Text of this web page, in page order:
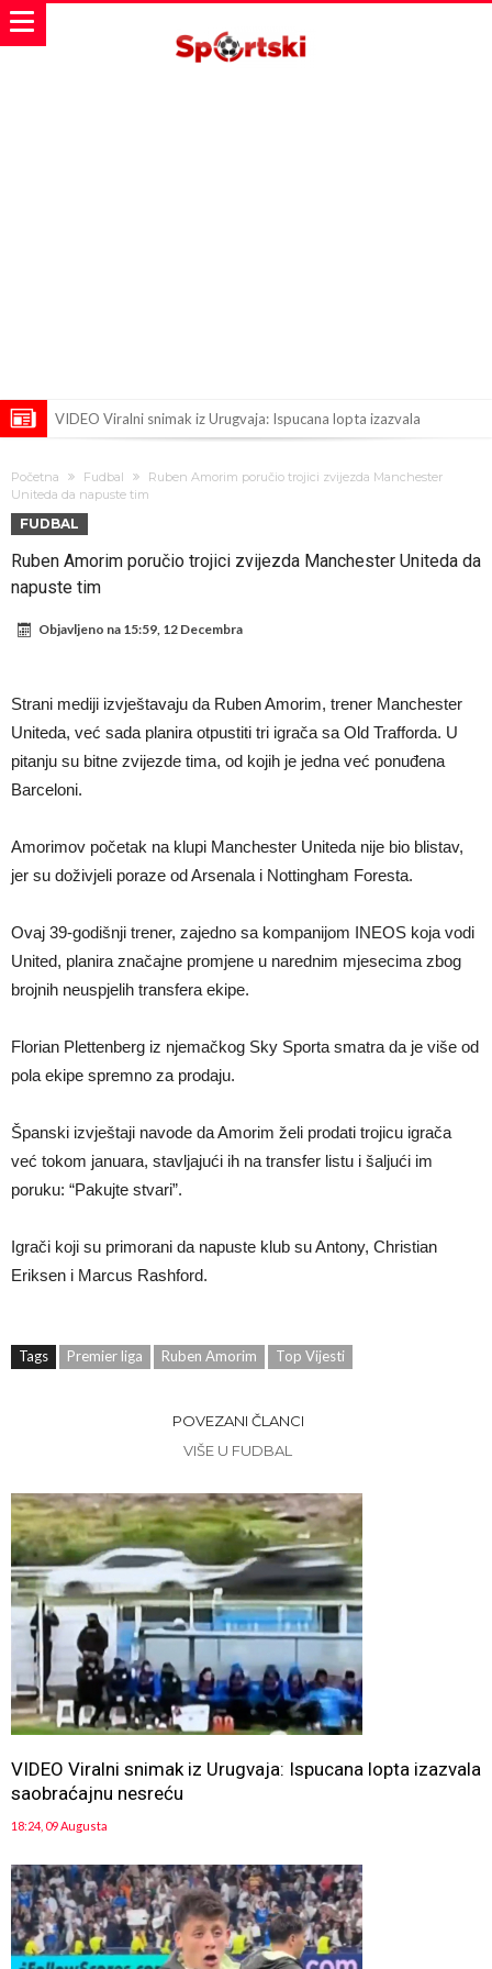
VIDEO Viralni snimak iz Urugvaja: Ispucana lopta izazvala
Španija na nogama, Barcelona i Real u strahu: “Novi Haaland” je
odabrao!
Marciniak objasnio zašto nije isključio Messija: Navijači i stručnjaci su
zaprepašteni njegovim riječima
Milan smanjuje tim
Zverev se odmah “raspao”
Infantino imao ljubavnicu: Isplivale skandalozne informacije, dobila je
novac od UEFA
Mourinho uvodi strogu disciplinu u Real Madrid. Ovo su tri nova
pravila
Početna Fudbal
Ruben Amorim poručio trojici zvijezda Manchester
Uniteda da napuste tim
FUDBAL
Ruben Amorim poručio trojici zvijezda Manchester Uniteda da
napuste tim
Objavljeno na 15:59, 12 Decembra
Strani mediji izvještavaju da Ruben Amorim, trener Manchester
Uniteda, već sada planira otpustiti tri igrača sa Old Trafforda. U
pitanju su bitne zvijezde tima, od kojih je jedna već ponuđena
Barceloni.
Amorimov početak na klupi Manchester Uniteda nije bio blistav,
jer su doživjeli poraze od Arsenala i Nottingham Foresta.
Ovaj 39-godišnji trener, zajedno sa kompanijom INEOS koja vodi
United, planira značajne promjene u narednim mjesecima zbog
brojnih neuspjelih transfera ekipe.
Florian Plettenberg iz njemačkog Sky Sporta smatra da je više od
pola ekipe spremno za prodaju.
Španski izvještaji navode da Amorim želi prodati trojicu igrača
već tokom januara, stavljajući ih na transfer listu i šaljući im
poruku: “Pakujte stvari”.
Igrači koji su primorani da napuste klub su Antony, Christian
Eriksen i Marcus Rashford.
Tags Premier liga Ruben Amorim Top Vijesti
POVEZANI ČLANCI
VIŠE U FUDBAL
VIDEO Viralni snimak iz Urugvaja: Ispucana lopta izazvala
saobraćajnu nesreću
18:24, 09 Augusta